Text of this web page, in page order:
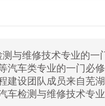
与维修技术专业的一
汽车类专业的一门必
建设团队成员来自芜
车检测与维修技术专